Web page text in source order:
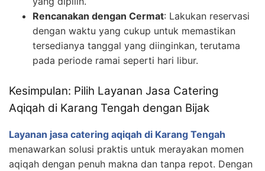
Rencanakan dengan Cermat: Lakukan reservasi
dengan waktu yang cukup untuk memastikan
tersedianya tanggal yang diinginkan, terutama
pada periode ramai seperti hari libur.
Kesimpulan: Pilih Layanan Jasa Catering
Aqiqah di Karang Tengah dengan Bijak
Layanan jasa catering aqiqah di Karang Tengah
menawarkan solusi praktis untuk merayakan momen
aqiqah dengan penuh makna dan tanpa repot. Dengan